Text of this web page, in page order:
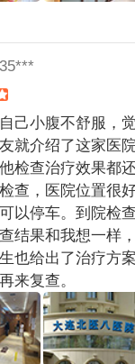
己小腹不舒服，
就介绍了这家医
检查治疗效果都
查，医院位置很
以停车。到院检
结果和我想一样
也给出了治疗方
来复查。